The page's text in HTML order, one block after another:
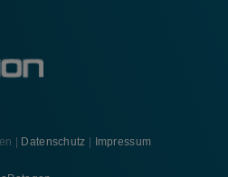
| Datenschutz Impressum